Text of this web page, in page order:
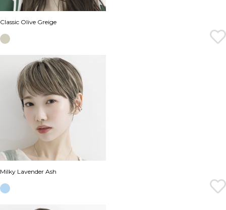
Classic Olive Greige
Milky Lavender Ash